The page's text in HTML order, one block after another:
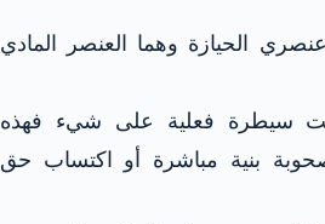
الحيازة وهما العنصر المادي
سيطرة فعلية على شيء فهذه
بنية مباشرة أو اكتساب حق